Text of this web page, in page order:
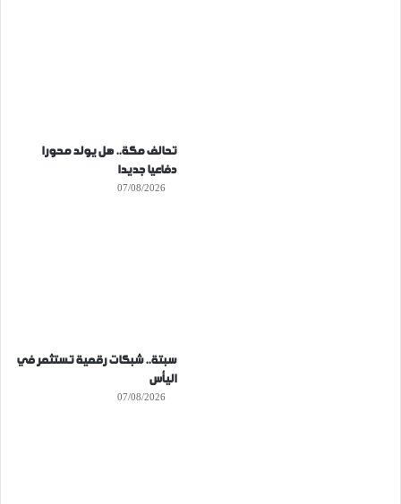
تحالف مكة.. هل يولد محورا
دفاعيا جديدا
07/08/2026
سبتة.. شبكات رقمية تستثمر في
اليأس
07/08/2026